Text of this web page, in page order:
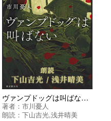
ヴァンプドッグは叫ばない ＜マリア＆漣シリーズ＞
著者： 市川憂人
朗読： 下山吉光,浅井晴美